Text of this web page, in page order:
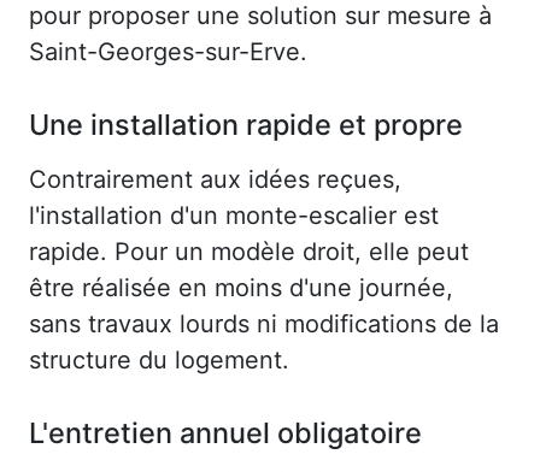
pour proposer une solution sur mesure à
Saint-Georges-sur-Erve.
Une installation rapide et propre
Contrairement aux idées reçues,
l'installation d'un monte-escalier est
rapide. Pour un modèle droit, elle peut
être réalisée en moins d'une journée,
sans travaux lourds ni modifications de la
structure du logement.
L'entretien annuel obligatoire